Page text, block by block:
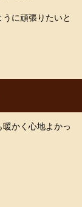
に頑張りたいと
かく心地よかっ